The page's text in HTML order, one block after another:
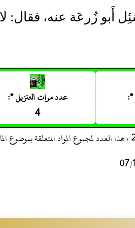
أَبو زُرعَة عنه، فقال:
عدد مرات التنزيل *:
4